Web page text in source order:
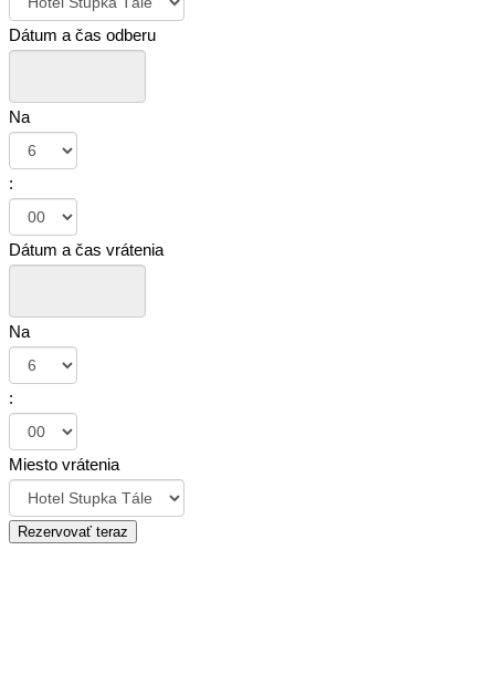
Dátum a čas odberu
Na
:
Dátum a čas vrátenia
Na
:
Miesto vrátenia